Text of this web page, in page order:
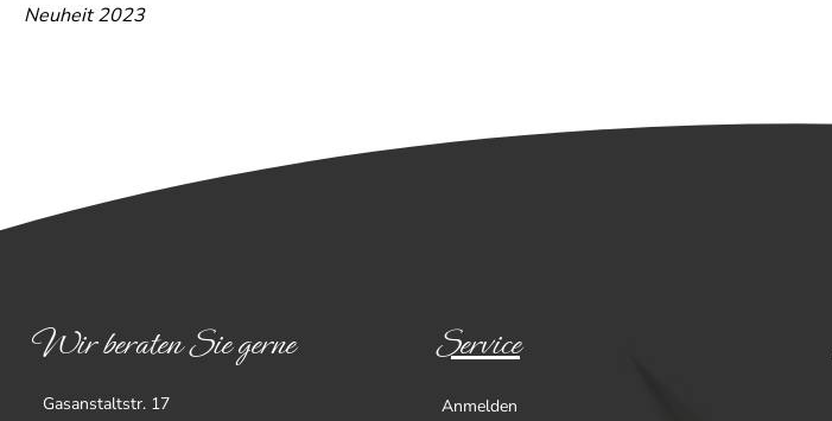
Neuheit 2023
Wir beraten Sie gerne
Gasanstaltstr. 17
Service
Anmelden